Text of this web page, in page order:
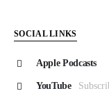
SOCIAL LINKS
Apple Podcasts
YouTube